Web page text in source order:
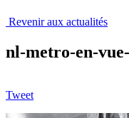
Revenir aux actualités
nl-metro-en-
Tweet